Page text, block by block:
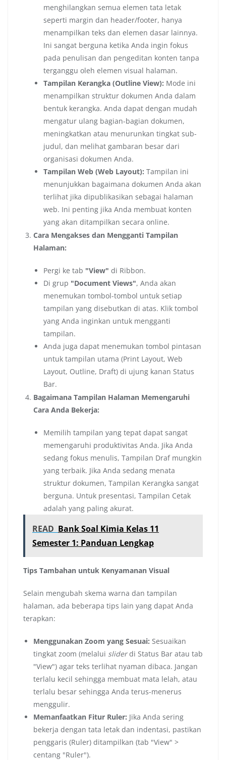
menghilangkan semua elemen tata letak
seperti margin dan header/footer, hanya
menampilkan teks dan elemen dasar lainnya.
Ini sangat berguna ketika Anda ingin fokus
pada penulisan dan pengeditan konten tanpa
terganggu oleh elemen visual halaman.
Tampilan Kerangka (Outline View): Mode ini
menampilkan struktur dokumen Anda dalam
bentuk kerangka. Anda dapat dengan mudah
mengatur ulang bagian-bagian dokumen,
meningkatkan atau menurunkan tingkat sub-
judul, dan melihat gambaran besar dari
organisasi dokumen Anda.
Tampilan Web (Web Layout): Tampilan ini
menunjukkan bagaimana dokumen Anda akan
terlihat jika dipublikasikan sebagai halaman
web. Ini penting jika Anda membuat konten
yang akan ditampilkan secara online.
Cara Mengakses dan Mengganti Tampilan
Halaman:
Pergi ke tab "View" di Ribbon.
Di grup "Document Views", Anda akan
menemukan tombol-tombol untuk setiap
tampilan yang disebutkan di atas. Klik tombol
yang Anda inginkan untuk mengganti
tampilan.
Anda juga dapat menemukan tombol pintasan
untuk tampilan utama (Print Layout, Web
Layout, Outline, Draft) di ujung kanan Status
Bar.
Bagaimana Tampilan Halaman Memengaruhi
Cara Anda Bekerja:
Memilih tampilan yang tepat dapat sangat
memengaruhi produktivitas Anda. Jika Anda
sedang fokus menulis, Tampilan Draf mungkin
yang terbaik. Jika Anda sedang menata
struktur dokumen, Tampilan Kerangka sangat
berguna. Untuk presentasi, Tampilan Cetak
adalah yang paling akurat.
READ Bank Soal Kimia Kelas 11
Semester 1: Panduan Lengkap
Tips Tambahan untuk Kenyamanan Visual
Selain mengubah skema warna dan tampilan
halaman, ada beberapa tips lain yang dapat Anda
terapkan:
Menggunakan Zoom yang Sesuai: Sesuaikan
tingkat zoom (melalui sliderdi Status Bar atau tab
"View") agar teks terlihat nyaman dibaca. Jangan
terlalu kecil sehingga membuat mata lelah, atau
terlalu besar sehingga Anda terus-menerus
menggulir.
Memanfaatkan Fitur Ruler: Jika Anda sering
bekerja dengan tata letak dan indentasi, pastikan
penggaris (Ruler) ditampilkan (tab "View" >
centang "Ruler").